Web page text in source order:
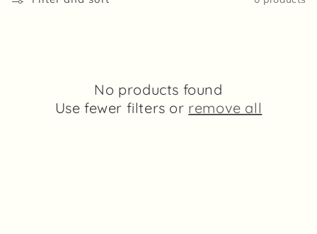
No products found
Use fewer filters or remove all